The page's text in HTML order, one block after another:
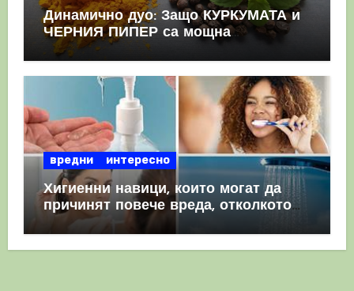
Динамично дуо: Защо КУРКУМАТА и
ЧЕРНИЯ ПИПЕР са мощна
комбинация
вредни интересно
Хигиенни навици, които могат да
причинят повече вреда, отколкото
полза